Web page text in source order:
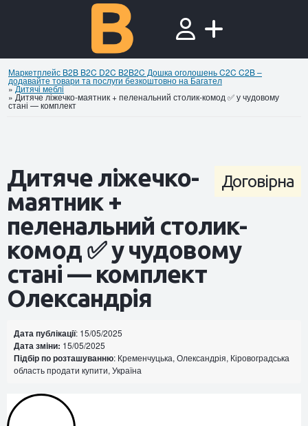
Маркетплейс B2B B2C D2C B2B2C Дошка оголошень C2C C2B –
додавайте товари та послуги безкоштовно на Багател
»Дитячi меблi
» Дитяче ліжечко-маятник + пеленальний столик-комод ✅ у чудовому
стані — комплект
Договірна
Дитяче ліжечко-
маятник +
пеленальний столик-
комод ✅ у чудовому
стані — комплект
Олександрія
Дата публікації: 15/05/2025
Дата зміни: 15/05/2025
Підбір по розташуванню: Кременчуцька, Олександрія, Кіровоградська
область продати купити, Україна